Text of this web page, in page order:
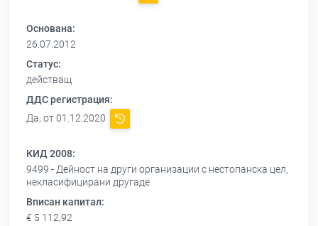
Основана:
26.07.2012
Статус:
действащ
ДДС регистрация:
Да, от 01.12.2020
КИД 2008:
9499 - Дейност на други организации с нестопанска цел,
некласифицирани другаде
Вписан капитал:
€ 5 112,92